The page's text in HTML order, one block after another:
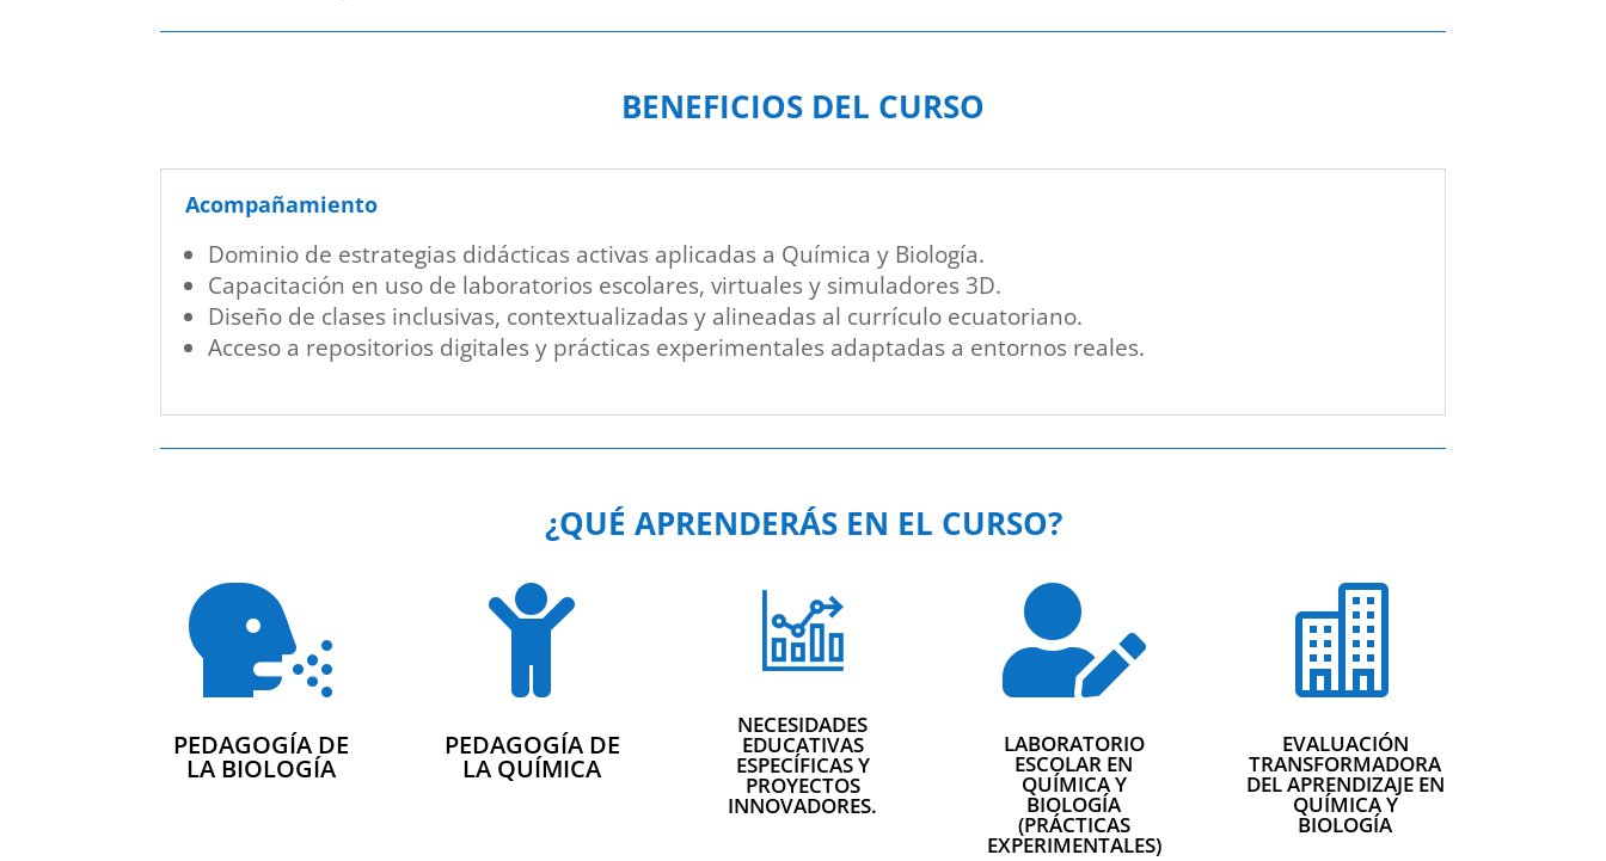
BENEFICIOS DEL CURSO
Acompañamiento
Dominio de estrategias didácticas activas aplicadas a Química y Biología.
Capacitación en uso de laboratorios escolares, virtuales y simuladores 3D.
Diseño de clases inclusivas, contextualizadas y alineadas al currículo ecuatoriano.
Acceso a repositorios digitales y prácticas experimentales adaptadas a entornos reales.
¿QUÉ APRENDERÁS EN EL CURSO?

PEDAGOGÍA DE
LA BIOLOGÍA

PEDAGOGÍA DE
LA QUÍMICA
NECESIDADES
EDUCATIVAS
ESPECÍFICAS Y
PROYECTOS
INNOVADORES.

LABORATORIO
ESCOLAR EN
QUÍMICA Y
BIOLOGÍA
(PRÁCTICAS
EXPERIMENTALES)

EVALUACIÓN
TRANSFORMADORA
DEL APRENDIZAJE EN
QUÍMICA Y
BIOLOGÍA